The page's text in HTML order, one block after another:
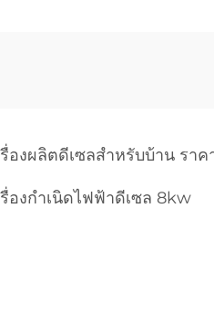
องผลิตดีเซลสําหรับบ้าน ราค
รื่องกำเนิดไฟฟ้าดีเซล 8kw